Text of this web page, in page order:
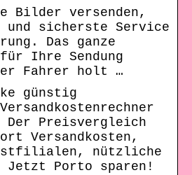
Bilder versenden,
sicherste Service
Das ganze
Ihre Sendung
Fahrer holt …
günstig
Preisvergleich
Versandkosten,
nützliche
Jetzt Porto sparen!